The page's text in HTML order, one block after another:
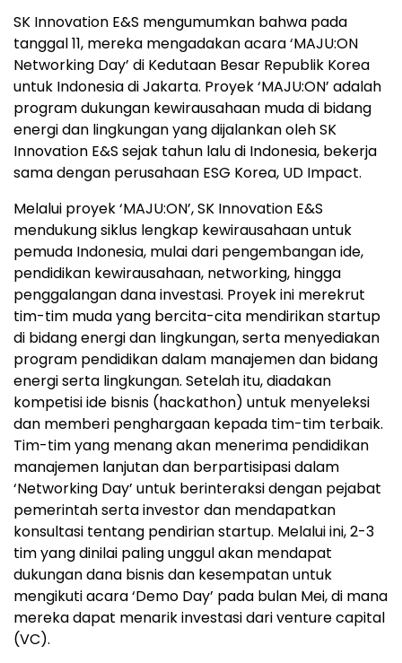
SK Innovation E&S mengumumkan bahwa pada
tanggal 11, mereka mengadakan acara ‘MAJU:ON
Networking Day’ di Kedutaan Besar Republik Korea
untuk Indonesia di Jakarta. Proyek ‘MAJU:ON’ adalah
program dukungan kewirausahaan muda di bidang
energi dan lingkungan yang dijalankan oleh SK
Innovation E&S sejak tahun lalu di Indonesia, bekerja
sama dengan perusahaan ESG Korea, UD Impact.
Melalui proyek ‘MAJU:ON’, SK Innovation E&S
mendukung siklus lengkap kewirausahaan untuk
pemuda Indonesia, mulai dari pengembangan ide,
pendidikan kewirausahaan, networking, hingga
penggalangan dana investasi. Proyek ini merekrut
tim-tim muda yang bercita-cita mendirikan startup
di bidang energi dan lingkungan, serta menyediakan
program pendidikan dalam manajemen dan bidang
energi serta lingkungan. Setelah itu, diadakan
kompetisi ide bisnis (hackathon) untuk menyeleksi
dan memberi penghargaan kepada tim-tim terbaik.
Tim-tim yang menang akan menerima pendidikan
manajemen lanjutan dan berpartisipasi dalam
‘Networking Day’ untuk berinteraksi dengan pejabat
pemerintah serta investor dan mendapatkan
konsultasi tentang pendirian startup. Melalui ini, 2-3
tim yang dinilai paling unggul akan mendapat
dukungan dana bisnis dan kesempatan untuk
mengikuti acara ‘Demo Day’ pada bulan Mei, di mana
mereka dapat menarik investasi dari venture capital
(VC).